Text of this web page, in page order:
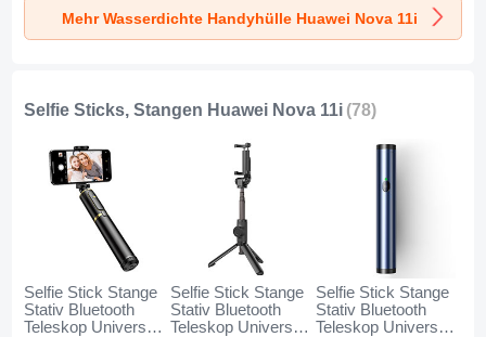
Schwarz
Gold
Orange
Mehr Wasserdichte Handyhülle Huawei Nova 11i
Selfie Sticks, Stangen Huawei Nova 11i (78)
Selfie Stick Stange
Stativ Bluetooth
Teleskop Universal
Selfie Stick Stange
Stativ Bluetooth
Teleskop Universal
Selfie Stick Stange
Stativ Bluetooth
Teleskop Universal